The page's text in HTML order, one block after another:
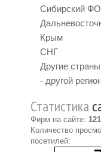
Сибирский ФО
Крым
СНГ
Другие страны
- другой
Статистика
Фирм на сайте:
Количество
посетилей: